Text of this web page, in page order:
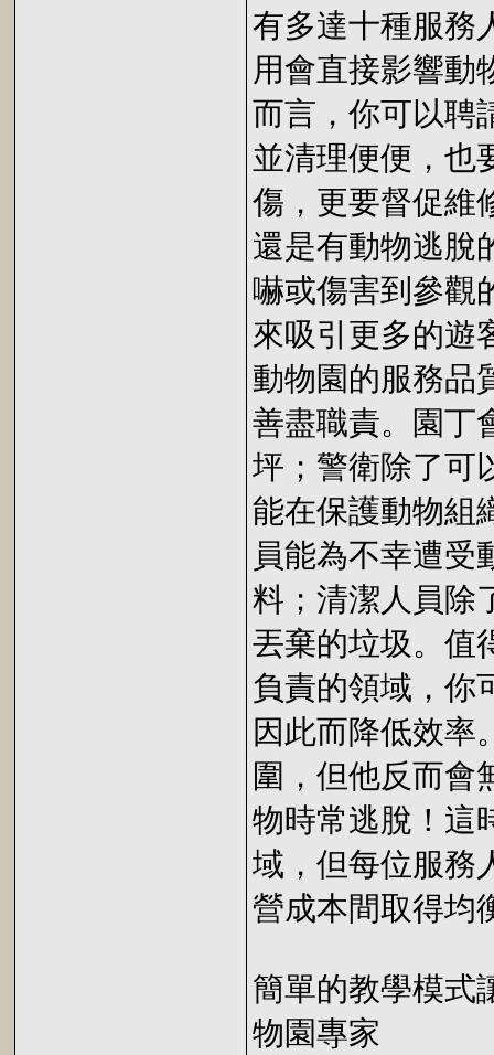
有多達十種服務
用會直接影響動
而言，你可以聘
並清理便便，也
傷，更要督促維
還是有動物逃脫
嚇或傷害到參觀
來吸引更多的遊
動物園的服務品
善盡職責。園丁
坪；警衛除了可
能在保護動物組
員能為不幸遭受
料；清潔人員除
丟棄的垃圾。值
負責的領域，你
因此而降低效率
圍，但他反而會
物時常逃脫！這
域，但每位服務
營成本間取得均
簡單的教學模式
物園專家